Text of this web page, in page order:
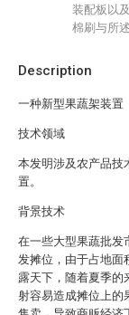
Description
一种新型果蔬架装置
技术领域
本发明涉及农产品技
置。
背景技术
在一些大型果蔬批发
发摊位，由于占地面
露天下，随着夏季的
射容易造成摊位上的
装配板以
棉刷与所